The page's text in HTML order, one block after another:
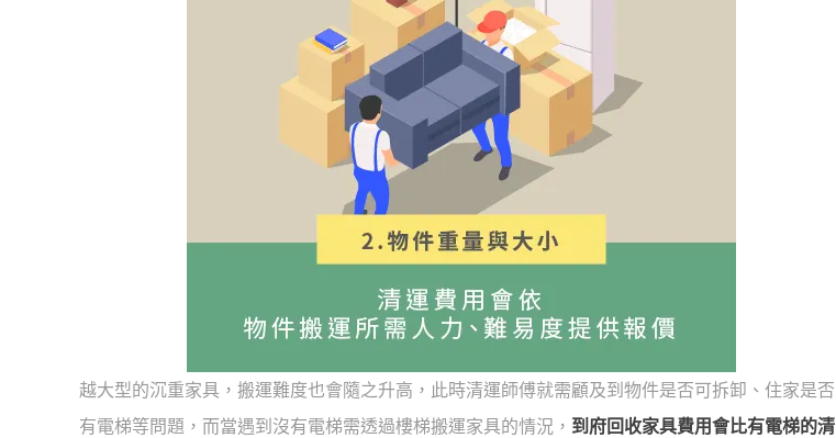
越大型的沉重家具，搬運難度也會隨之升高，此時清運師傅就需顧及到物件是否可拆卸、住家是否
有電梯等問題，而當遇到沒有電梯需透過樓梯搬運家具的情況， 到府回收家具費用會比有電梯的清